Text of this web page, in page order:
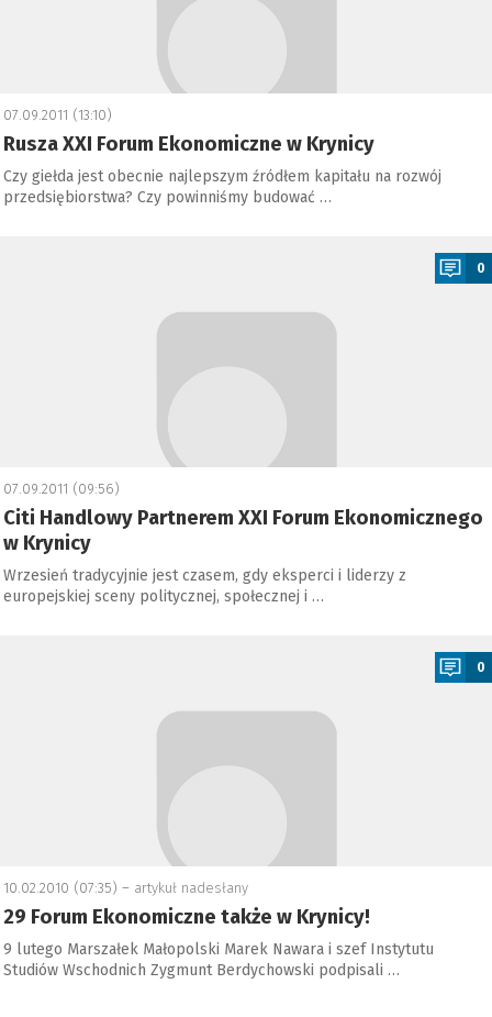
07.09.2011 (13:10)
Rusza XXI Forum Ekonomiczne w Krynicy
Czy giełda jest obecnie najlepszym źródłem kapitału na rozwój
przedsiębiorstwa? Czy powinniśmy budować …
0
07.09.2011 (09:56)
Citi Handlowy Partnerem XXI Forum Ekonomicznego
w Krynicy
Wrzesień tradycyjnie jest czasem, gdy eksperci i liderzy z
europejskiej sceny politycznej, społecznej i …
0
10.02.2010 (07:35) – artykuł nadesłany
29 Forum Ekonomiczne także w Krynicy!
9 lutego Marszałek Małopolski Marek Nawara i szef Instytutu
Studiów Wschodnich Zygmunt Berdychowski podpisali …